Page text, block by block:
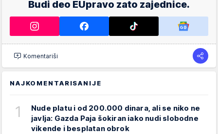
Budi deo EUpravo zato zajednice.
Komentariši
NAJKOMENTARISANIJE
1
Nude platu i od 200.000 dinara, ali se niko ne
javlja: Gazda Paja šokiran iako nudi slobodne
vikende i besplatan obrok